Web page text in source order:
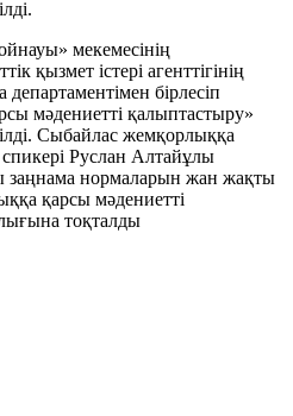
мекемесінің
қызмет істері агенттігінің
бірлесіп
мәдениетті қалыптастыру»
Сыбайлас жемқорлыққа
Руслан Алтайұлы
заңнама нормаларын жан жақты
қарсы мәдениетті
тоқталды